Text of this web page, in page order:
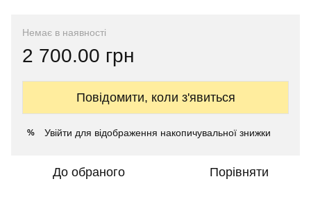
Немає в наявності
2 700.00 грн
Повідомити, коли з'явиться
% Увійти для відображення накопичувальної знижки
До обраного Порівняти